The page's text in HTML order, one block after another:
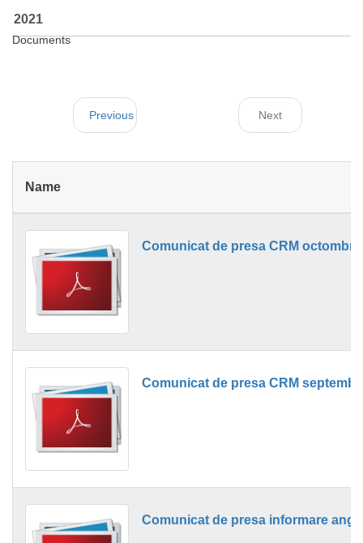
2021
Documents
Previous Next
Name
Comunicat de presa CRM
Comunicat de presa CRM